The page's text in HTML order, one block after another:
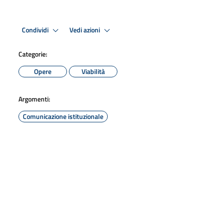
Condividi Vedi azioni
Categorie:
Opere
Viabilità
Argomenti:
Comunicazione istituzionale